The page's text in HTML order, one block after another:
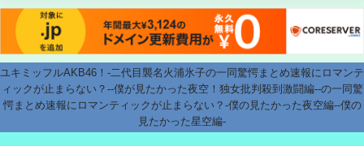
ユキミッフルAKB46！-二代目襲名火浦氷子の一同驚愕まとめ速報にロマンテ
ィックが止まらない？--僕が見たかった夜空！独女批判殺到激闘編--の一同驚
愕まとめ速報にロマンティックが止まらない？-僕の見たかった夜空編--僕の
見たかった星空編-